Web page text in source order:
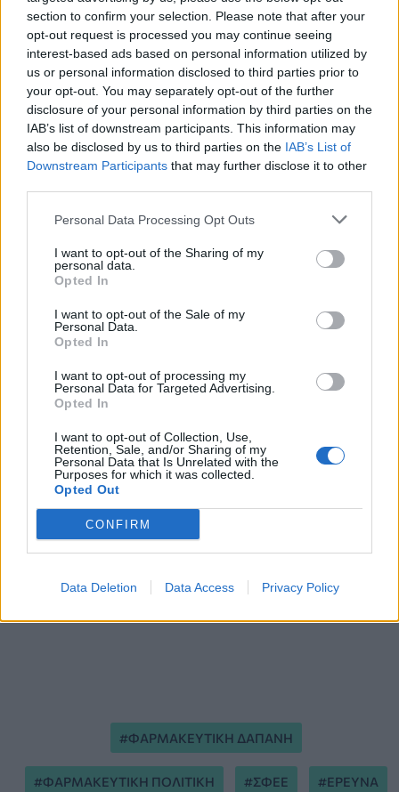
section to confirm your selection. Please note that after your
opt-out request is processed you may continue seeing
interest-based ads based on personal information utilized by
us or personal information disclosed to third parties prior to
your opt-out. You may separately opt-out of the further
disclosure of your personal information by third parties on the
IAB’s list of downstream participants. This information may
also be disclosed by us to third parties on the IAB’s List of
Downstream Participants that may further disclose it to other
Personal Data Processing Opt Outs
I want to opt-out of the Sharing of my
personal data.
Opted In
I want to opt-out of the Sale of my
Personal Data.
Opted In
I want to opt-out of processing my
Personal Data for Targeted Advertising.
Opted In
I want to opt-out of Collection, Use,
Retention, Sale, and/or Sharing of my
Personal Data that Is Unrelated with the
Purposes for which it was collected.
Opted Out
CONFIRM
Data Deletion Data Access Privacy Policy
της κοινωνικής υπευθυνότητας, της νομιμότητας και
της διαφάνειας στην ηθική και δεοντολογική
λειτουργία του συστήματος υγείας.
Το πλαίσιο αυτό λαμβάνει υπόψη τα διεθνή και ελληνικά
δεδομένα, καθώς και στοιχεία που έχουν προκύψει από
την εξειδικευμένη μελέτη της Deloitte.
ΦΑΡΜΑΚΕΥΤΙΚΗ ΔΑΠΑΝΗ
ΦΑΡΜΑΚΕΥΤΙΚΗ ΠΟΛΙΤΙΚΗ ΣΦΕΕ ΕΡΕΥΝΑ